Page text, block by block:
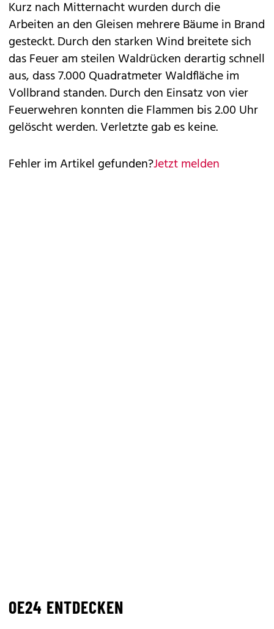
Kurz nach Mitternacht wurden durch die
Arbeiten an den Gleisen mehrere Bäume in Brand
gesteckt. Durch den starken Wind breitete sich
das Feuer am steilen Waldrücken derartig schnell
aus, dass 7.000 Quadratmeter Waldfläche im
Vollbrand standen. Durch den Einsatz von vier
Feuerwehren konnten die Flammen bis 2.00 Uhr
gelöscht werden. Verletzte gab es keine.
Fehler im Artikel gefunden?Jetzt melden
OE24 ENTDECKEN